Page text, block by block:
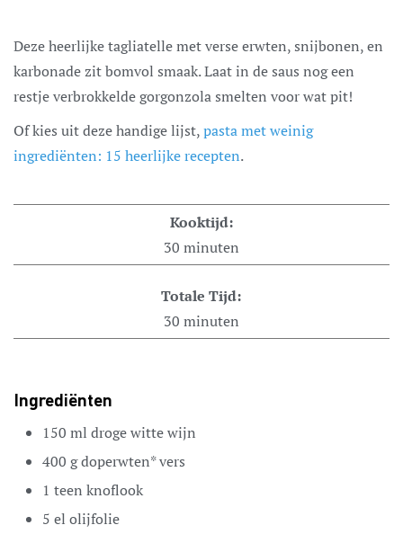
Deze heerlijke tagliatelle met verse erwten, snijbonen, en
karbonade zit bomvol smaak. Laat in de saus nog een
restje verbrokkelde gorgonzola smelten voor wat pit!
Of kies uit deze handige lijst,pasta met weinig
ingrediënten: 15 heerlijke recepten.
Kooktijd:
30 minuten
Totale Tijd:
30 minuten
Ingrediënten
150 ml droge witte wijn
400 gdoperwten*vers
1 teen knoflook
5 el olijfolie